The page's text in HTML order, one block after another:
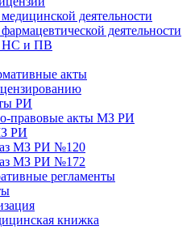
деятельности
деятельности
НС и ПВ
акты
РИ
правовые акты МЗ РИ
РИ
МЗ РИ №120
МЗ РИ №172
регламенты
книжка